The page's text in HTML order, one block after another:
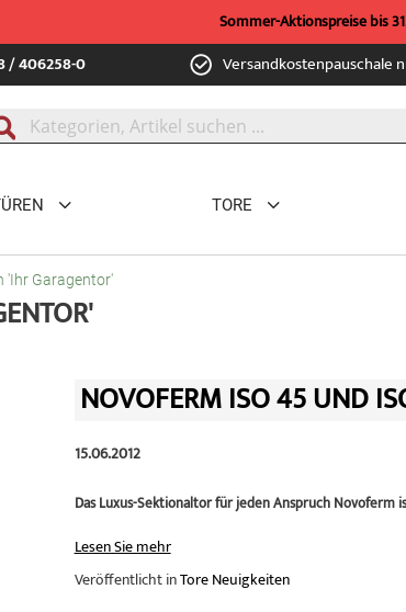
Sommer-Aktionspreise bis
/ 406258-0 Versandkostenpauschale
TORE
'Ihr Garagentor'
NOVOFERM ISO 45 UND
15.06.2012
Das Luxus-Sektionaltor für jeden Anspruch Novoferm
Lesen Sie mehr
Veröffentlicht inTore Neuigkeiten